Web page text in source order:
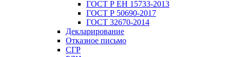
ГОСТ Р ЕН 15733-2013
ГОСТ Р 50690-2017
ГОСТ 32670-2014
Декларирование
Отказное письмо
СГР